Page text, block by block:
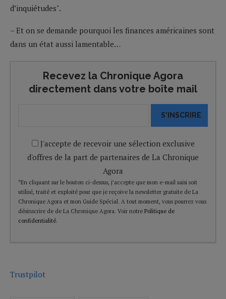
d’inquiétudes".
– Et on se demande pourquoi les finances américaines sont
dans un état aussi lamentable…
Recevez la Chronique Agora
directement dans votre boîte mail
S'INSCRIRE
J'accepte de recevoir une sélection exclusive
d'offres de la part de partenaires de La Chronique
Agora
*En cliquant sur le bouton ci-dessus, j’accepte que mon e-mail saisi soit
utilisé, traité et exploité pour que je reçoive la newsletter gratuite de La
Chronique Agora et mon Guide Spécial. A tout moment, vous pourrez vous
désinscrire de de La Chronique Agora. Voir notre Politique de
confidentialité.
Trustpilot